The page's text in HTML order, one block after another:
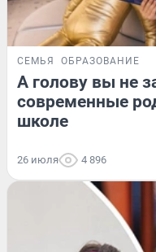
СЕМЬЯ ОБРАЗОВАНИЕ
А голову вы не
современные
школе
26 июля 4 896